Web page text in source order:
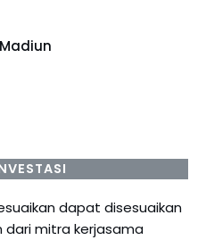
dapat disesuaikan
mitra kerjasama